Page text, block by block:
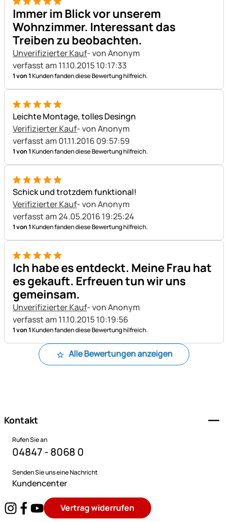
5 von 5
Immer im Blick vor unserem
Wohnzimmer. Interessant das
Treiben zu beobachten.
Unverifizierter Kauf- von Anonym
verfasst am 11.10.2015 10:17:33
1 von 1Kunden fanden diese Bewertung hilfreich.
5 von 5
Leichte Montage, tolles Desingn
Verifizierter Kauf- von Anonym
verfasst am 01.11.2016 09:57:59
1 von 1Kunden fanden diese Bewertung hilfreich.
5 von 5
Schick und trotzdem funktional!
Verifizierter Kauf- von Anonym
verfasst am 24.05.2016 19:25:24
1 von 1Kunden fanden diese Bewertung hilfreich.
5 von 5
Ich habe es entdeckt. Meine Frau hat
es gekauft. Erfreuen tun wir uns
gemeinsam.
Unverifizierter Kauf- von Anonym
verfasst am 11.10.2015 10:19:56
1 von 1Kunden fanden diese Bewertung hilfreich.
Alle Bewertungen anzeigen
Kontakt
Rufen Sie an
04847 - 8068 0
Senden Sie uns eine Nachricht
Kundencenter
Vertrag widerrufen